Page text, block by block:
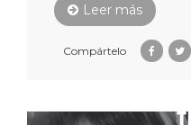
Leer más
Compártelo